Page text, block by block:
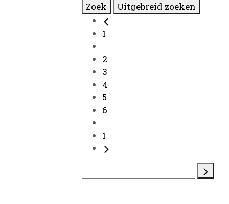
Zoek Uitgebreid zoeken
1
...
2
3
4
5
6
...
1